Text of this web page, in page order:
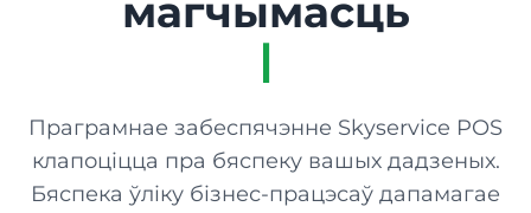
Тавары, тэхналагічныя карты і мадыфікатары
Фінансавы менеджмент
Рэстаран
База ведаў
Запампуйце праграму на сваю прыладу
Кантакты
магчымасць
|
Праграмнае забеспячэнне Skyservice POS
клапоціцца пра бяспеку вашых дадзеных.
Бяспека ўліку бізнес-працэсаў дапамагае